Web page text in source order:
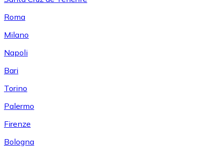
Roma
Milano
Napoli
Bari
Torino
Palermo
Firenze
Bologna